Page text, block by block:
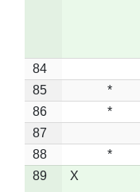
84
85
*
86
*
87
88
*
89
X